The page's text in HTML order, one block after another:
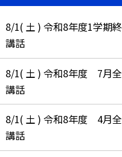
8/1( 土 ) 令和8年度1学期
講話
8/1( 土 ) 令和8年度 7月
講話
8/1( 土 ) 令和8年度 4月
講話